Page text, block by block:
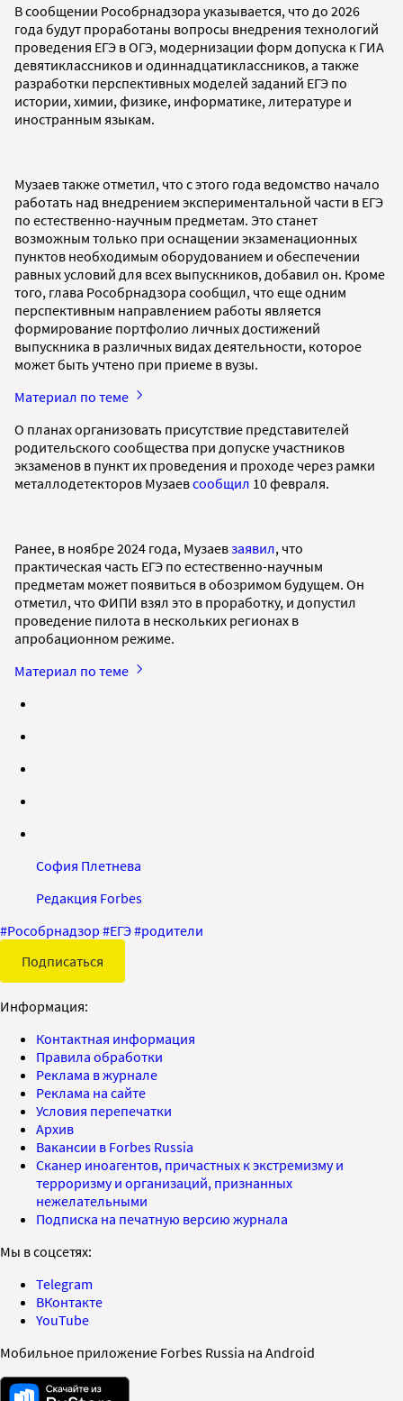
В сообщении Рособрнадзора указывается, что до 2026
года будут проработаны вопросы внедрения технологий
проведения ЕГЭ в ОГЭ, модернизации форм допуска к ГИА
девятиклассников и одиннадцатиклассников, а также
разработки перспективных моделей заданий ЕГЭ по
истории, химии, физике, информатике, литературе и
иностранным языкам.
Музаев также отметил, что с этого года ведомство начало
работать над внедрением экспериментальной части в ЕГЭ
по естественно-научным предметам. Это станет
возможным только при оснащении экзаменационных
пунктов необходимым оборудованием и обеспечении
равных условий для всех выпускников, добавил он. Кроме
того, глава Рособрнадзора сообщил, что еще одним
перспективным направлением работы является
формирование портфолио личных достижений
выпускника в различных видах деятельности, которое
может быть учтено при приеме в вузы.
Материал по теме
О планах организовать присутствие представителей
родительского сообщества при допуске участников
экзаменов в пункт их проведения и проходе через рамки
металлодетекторов Музаевсообщил 10 февраля.
Ранее, в ноябре 2024 года, Музаевзаявил, что
практическая часть ЕГЭ по естественно-научным
предметам может появиться в обозримом будущем. Он
отметил, что ФИПИ взял это в проработку, и допустил
проведение пилота в нескольких регионах в
апробационном режиме.
Материал по теме
София Плетнева
Редакция Forbes
#Рособрнадзор #ЕГЭ#родители
Подписаться
Информация:
Контактная информация
Правила обработки
Реклама в журнале
Реклама на сайте
Условия перепечатки
Архив
Вакансии в Forbes Russia
Сканер иноагентов, причастных к экстремизму и
терроризму и организаций, признанных
нежелательными
Подписка на печатную версию журнала
Мы в соцсетях:
Telegram
ВКонтакте
YouTube
Мобильное приложение Forbes Russia на Android